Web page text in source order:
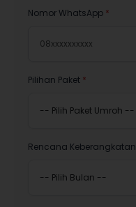
Nomor WhatsApp *
Pilihan Paket *
Rencana Keberangkatan